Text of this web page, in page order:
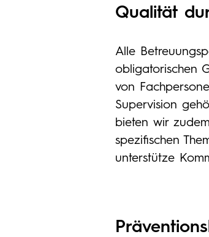
Qualität
Alle
obligatorischen
von
Supervision
bieten wir
spezifischen
unterstütze